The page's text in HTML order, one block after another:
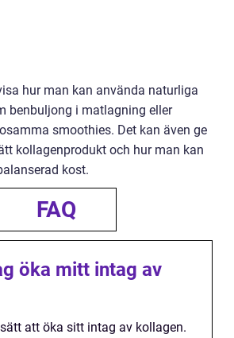
hur man kan använda naturliga
benbuljong i matlagning eller
smoothies. Det kan även ge
kollagenprodukt och hur man kan
kost.
FAQ
öka mitt intag av
att öka sitt intag av kollagen.